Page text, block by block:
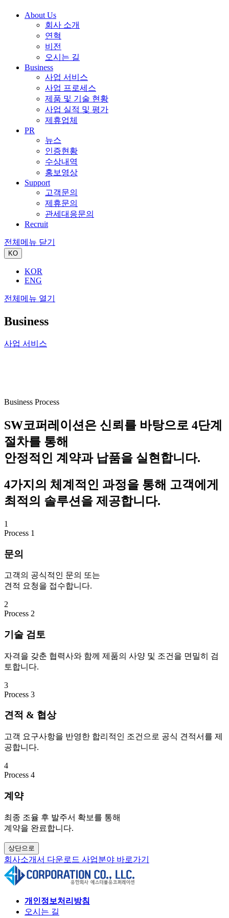
About Us
회사 소개
연혁
비전
오시는 길
Business
사업 서비스
사업 프로세스
제품 및 기술 현황
사업 실적 및 평가
제휴업체
PR
뉴스
인증현황
수상내역
홍보영상
Support
고객문의
제휴문의
관세대응문의
Recruit
전체메뉴 닫기
KO
KOR
ENG
전체메뉴 열기
Business
사업 서비스
Business Process
SW코퍼레이션은 신뢰를 바탕으로 4단계
절차를 통해
안정적인 계약과 납품을 실현합니다.
4가지의 체계적인 과정을 통해 고객에게
최적의 솔루션을 제공합니다.
1
Process 1
문의
고객의 공식적인 문의 또는
견적 요청을 접수합니다.
2
Process 2
기술 검토
자격을 갖춘 협력사와 함께 제품의 사양 및 조건을 면밀히 검
토합니다.
3
Process 3
견적 & 협상
고객 요구사항을 반영한 합리적인 조건으로 공식 견적서를 제
공합니다.
4
Process 4
계약
최종 조율 후 발주서 확보를 통해
계약을 완료합니다.
상단으로
회사소개서 다운로드 사업분야 바로가기
개인정보처리방침
오시는 길